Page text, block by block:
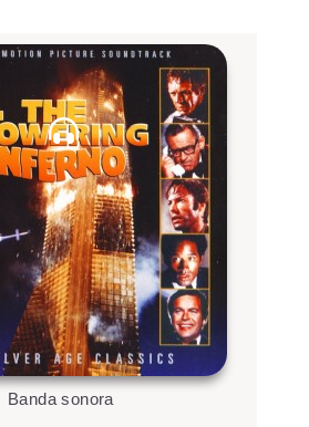
Banda sonora